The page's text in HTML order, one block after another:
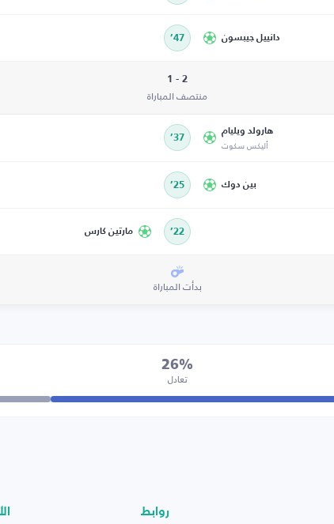
دانييل جيبسون 47’
2 - 1
منتصف المباراة
هارولد ويليام
أليكس سكوت 37’
بين دوك 25’
22’ مارتين كارس
بدأت المباراة
26%
تعادل
روابط